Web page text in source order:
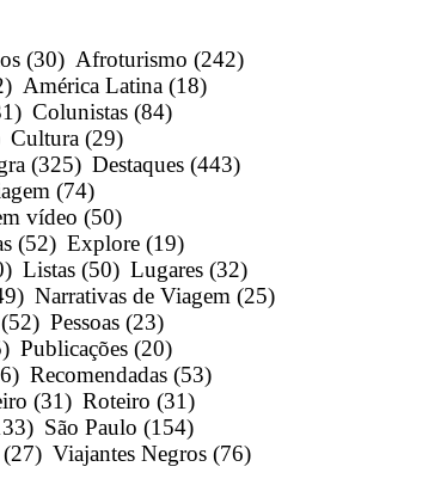
(30) Afroturismo (242)
América Latina (18)
Colunistas (84)
Cultura (29)
(325) Destaques (443)
(74)
vídeo (50)
(52) Explore (19)
Listas (50) Lugares (32)
Narrativas de Viagem (25)
(52) Pessoas (23)
Publicações (20)
Recomendadas (53)
(31) Roteiro (31)
São Paulo (154)
(27) Viajantes Negros (76)